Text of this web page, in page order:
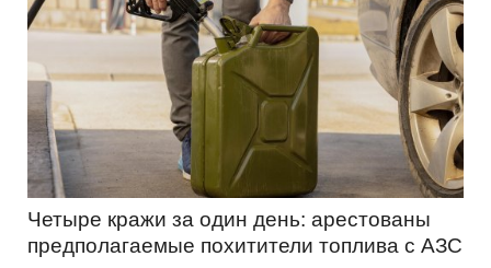
Четыре кражи за один день: арестованы
предполагаемые похитители топлива с АЗС